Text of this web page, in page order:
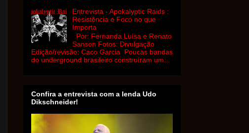
Entrevista - Apokalyptic Raids :
Resistência e Foco no que
Importa
Por: Fernanda Luísa e Renato
Sanson Fotos: Divulgação
Edição/revisão: Caco Garcia Poucas bandas
do underground brasileiro construíram um...
Confira a entrevista com a lenda Udo
Dikschneider!